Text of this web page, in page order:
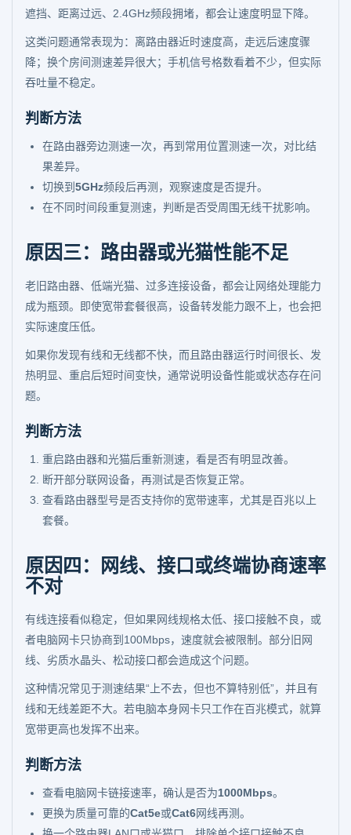
遮挡、距离过远、2.4GHz频段拥堵，都会让速度明显下降。
这类问题通常表现为：离路由器近时速度高，走远后速度骤
降；换个房间测速差异很大；手机信号格数看着不少，但实际
吞吐量不稳定。
判断方法
在路由器旁边测速一次，再到常用位置测速一次，对比结
果差异。
切换到 5GHz频段后再测，观察速度是否提升。
在不同时间段重复测速，判断是否受周围无线干扰影响。
原因三：路由器或光猫性能不足
老旧路由器、低端光猫、过多连接设备，都会让网络处理能力
成为瓶颈。即使宽带套餐很高，设备转发能力跟不上，也会把
实际速度压低。
如果你发现有线和无线都不快，而且路由器运行时间很长、发
热明显、重启后短时间变快，通常说明设备性能或状态存在问
题。
判断方法
重启路由器和光猫后重新测速，看是否有明显改善。
断开部分联网设备，再测试是否恢复正常。
查看路由器型号是否支持你的宽带速率，尤其是百兆以上
套餐。
原因四：网线、接口或终端协商速率
不对
有线连接看似稳定，但如果网线规格太低、接口接触不良，或
者电脑网卡只协商到100Mbps，速度就会被限制。部分旧网
线、劣质水晶头、松动接口都会造成这个问题。
这种情况常见于测速结果“上不去，但也不算特别低”，并且有
线和无线差距不大。若电脑本身网卡只工作在百兆模式，就算
宽带更高也发挥不出来。
判断方法
查看电脑网卡链接速率，确认是否为1000Mbps。
更换为质量可靠的Cat5e或Cat6网线再测。